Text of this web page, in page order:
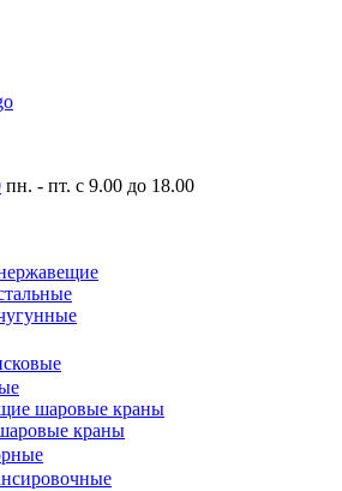
пн. - пт. с 9.00 до 18.00
шаровые краны
краны